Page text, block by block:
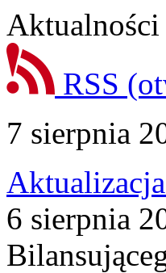
Aktualności
RSS
7 sierpnia
6 sierpnia